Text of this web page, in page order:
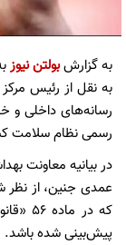
به گزارشبولتن نیوز
به نقل از رئیس
رسانه‌های داخلی و
رسمی نظام سلامت
در بیانیه معاونت
عمدی جنین، از نظر
که در
پیش‌بینی شده باشد.